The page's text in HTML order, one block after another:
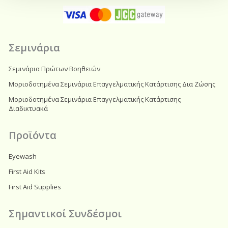
o
o
k
g
r
a
Σεμινάρια
Σεμινάρια Πρώτων Βοηθειών
Μοριοδοτημένα Σεμινάρια Επαγγελματικής Κατάρτισης Δια Ζώσης
Μοριοδοτημένα Σεμινάρια Επαγγελματικής Κατάρτισης
Διαδικτυακά
Προϊόντα
Eyewash
First Aid Kits
First Aid Supplies
Σημαντικοί Συνδέσμοι